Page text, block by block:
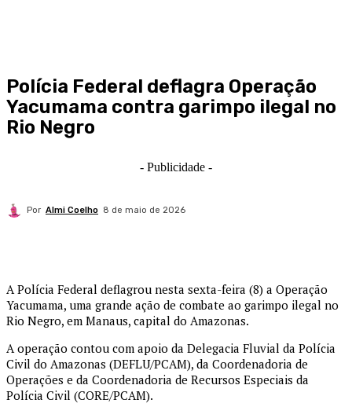
Polícia Federal deflagra Operação
Yacumama contra garimpo ilegal no
Rio Negro
- Publicidade -
Por Almi Coelho 8 de maio de 2026
A Polícia Federal deflagrou nesta sexta-feira (8) a Operação
Yacumama, uma grande ação de combate ao garimpo ilegal no
Rio Negro, em Manaus, capital do Amazonas.
A operação contou com apoio da Delegacia Fluvial da Polícia
Civil do Amazonas (DEFLU/PCAM), da Coordenadoria de
Operações e da Coordenadoria de Recursos Especiais da
Polícia Civil (CORE/PCAM).